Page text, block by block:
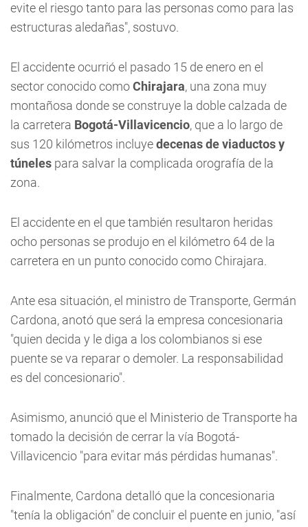
evite el riesgo tanto para las personas como para las
estructuras aledañas", sostuvo.
El accidente ocurrió el pasado 15 de enero en el
sector conocido comoChirajara, una zona muy
montañosa donde se construye la doble calzada de
la carretera Bogotá-Villavicencio, que a lo largo de
sus 120 kilómetros incluyedecenas de viaductos y
túneles para salvar la complicada orografía de la
zona.
El accidente en el que también resultaron heridas
ocho personas se produjo en el kilómetro 64 de la
carretera en un punto conocido como Chirajara.
Ante esa situación, el ministro de Transporte, Germán
Cardona, anotó que será la empresa concesionaria
"quien decida y le diga a los colombianos si ese
puente se va reparar o demoler. La responsabilidad
es del concesionario".
Asimismo, anunció que el Ministerio de Transporte ha
tomado la decisión de cerrar la vía Bogotá-
Villavicencio "para evitar más pérdidas humanas".
Finalmente, Cardona detalló que la concesionaria
"tenía la obligación" de concluir el puente en junio, "así